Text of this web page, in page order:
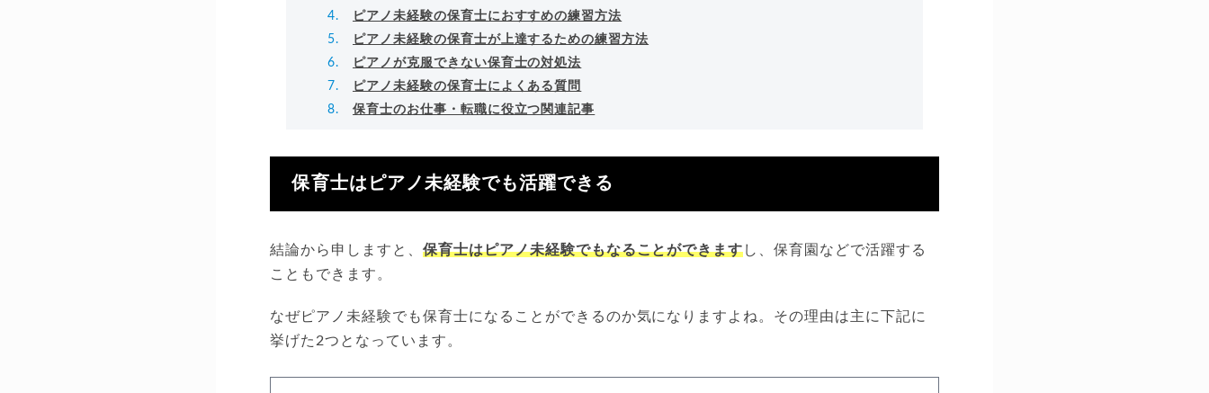
ピアノ未経験の保育士におすすめの練習方法
ピアノ未経験の保育士が上達するための練習方法
ピアノが克服できない保育士の対処法
ピアノ未経験の保育士によくある質問
保育士のお仕事・転職に役立つ関連記事
保育士はピアノ未経験でも活躍できる
結論から申しますと、保育士はピアノ未経験でもなることができますし、保育園などで活躍する
こともできます。
なぜピアノ未経験でも保育士になることができるのか気になりますよね。その理由は主に下記に
挙げた2つとなっています。